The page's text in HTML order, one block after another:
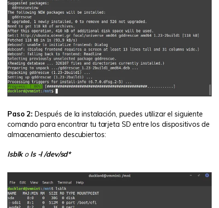
Paso 2: Después de la instalación, puedes utilizar el siguiente
comando para encontrar tu tarjeta SD entre los dispositivos de
almacenamiento descubiertos:
lsblko ls -l /dev/sd*